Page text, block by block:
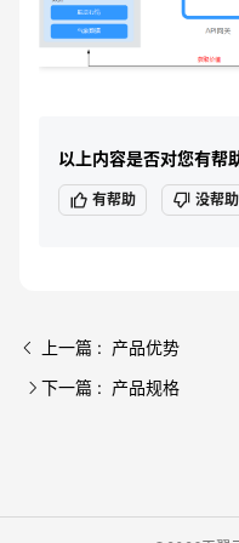
以上内容是否对您有帮
有帮助 没帮助
上一篇 : 产品优势
下一篇 : 产品规格